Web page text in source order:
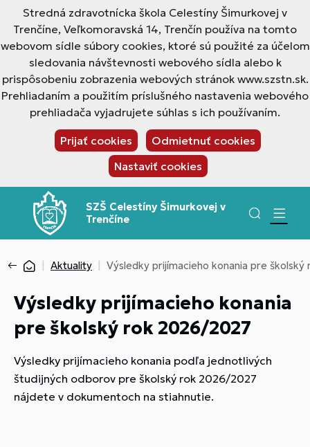
Stredná zdravotnícka škola Celestíny Šimurkovej v
Trenčíne, Veľkomoravská 14, Trenčín používa na tomto
webovom sídle súbory cookies, ktoré sú použité za účelom
sledovania návštevnosti webového sídla alebo k
prispôsobeniu zobrazenia webových stránok www.szstn.sk.
Prehliadaním a použitím príslušného nastavenia webového
prehliadača vyjadrujete súhlas s ich používaním.
Prijať cookies
Odmietnuť cookies
Nastaviť cookies
SZŠ Celestíny Šimurkovej v
Trenčíne
Aktuality Výsledky prijímacieho konania pre
Výsledky prijímacieho konania
pre školský rok 2026/2027
Výsledky prijímacieho konania podľa jednotlivých
študijných odborov pre školský rok 2026/2027
nájdete v dokumentoch na stiahnutie.